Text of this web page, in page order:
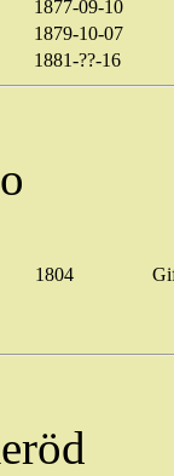
1877-09-10
1879-10-07
1881-??-16
1804